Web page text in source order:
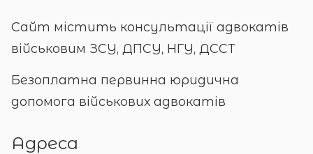
Сайт містить консультації адвокатів
військовим ЗСУ, ДПСУ, НГУ, ДССТ
Безоплатна первинна юридична
допомога військових адвокатів
Адреса